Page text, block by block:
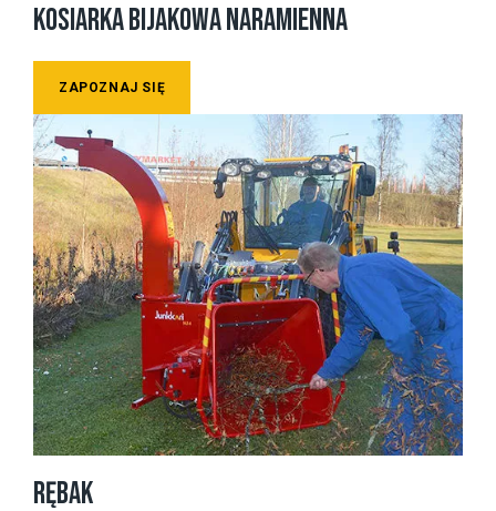
KOSIARKA BIJAKOWA NARAMIENNA
ZAPOZNAJ SIĘ
RĘBAK